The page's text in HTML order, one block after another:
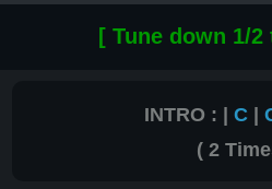
[ Tune down 1/2
INTRO : | C |
( 2